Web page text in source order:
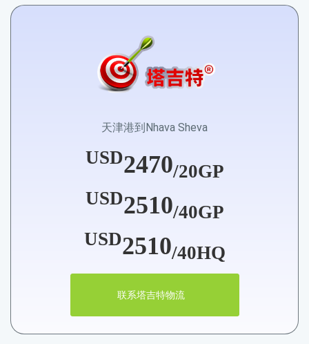
天津港到Nhava Sheva
USD2470/20GP
USD2510/40GP
USD2510/40HQ
联系塔吉特物流